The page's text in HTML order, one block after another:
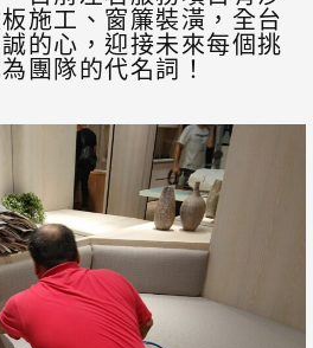
施工、窗簾裝潢，全台
的心，迎接未來每個挑
團隊的代名詞！